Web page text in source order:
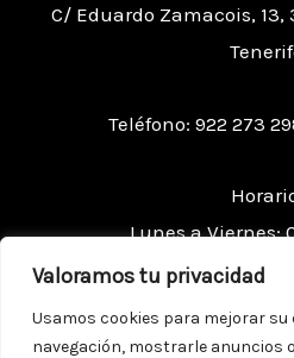
Valoramos tu privacidad
Usamos cookies para mejorar su
navegación, mostrarle anuncios
C/ Eduardo Zamacois, 13,
Teléfono: 922 273
Lunes a Viernes:
Sábados: